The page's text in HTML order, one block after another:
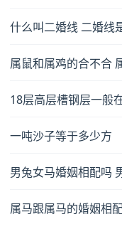
什么叫二婚线 二婚线
属鼠和属鸡的合不合
18层高层槽钢层一般
一吨沙子等于多少方
男兔女马婚姻相配吗
属马跟属马的婚姻相